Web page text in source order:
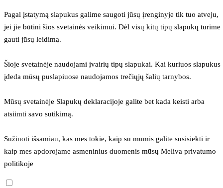
Pagal įstatymą slapukus galime saugoti jūsų įrenginyje tik tuo atveju,
jei jie būtini šios svetainės veikimui. Dėl visų kitų tipų slapukų turime
gauti jūsų leidimą.
Šioje svetainėje naudojami įvairių tipų slapukai. Kai kuriuos slapukus
įdeda mūsų puslapiuose naudojamos trečiųjų šalių tarnybos.
Mūsų svetainėje Slapukų deklaracijoje galite bet kada keisti arba
atsiimti savo sutikimą.
Sužinoti išsamiau, kas mes tokie, kaip su mumis galite susisiekti ir
kaip mes apdorojame asmeninius duomenis mūsų Meliva privatumo
politikoje